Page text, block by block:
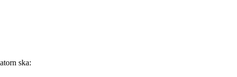
ska: